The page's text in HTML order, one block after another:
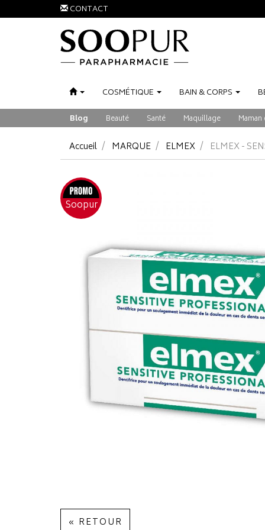
CONTACT
COSMÉTIQUE BAIN &CORPS
Blog Beauté Santé Maquillage
Accueil MARQUE ELMEX ELMEX -
Soopur
« RETOUR